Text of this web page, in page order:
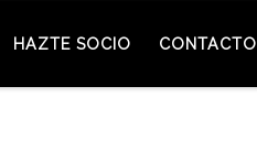
HAZTE SOCIO CONTACTO